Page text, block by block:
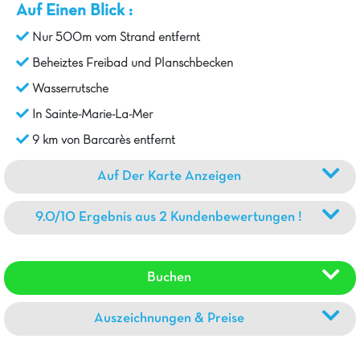
Auf Einen Blick :
Nur 500m vom Strand entfernt
Beheiztes Freibad und Planschbecken
Wasserrutsche
In Sainte-Marie-La-Mer
9 km von Barcarès entfernt
Auf Der Karte Anzeigen
9.0/10 Ergebnis aus 2 Kundenbewertungen !
Buchen
Auszeichnungen & Preise